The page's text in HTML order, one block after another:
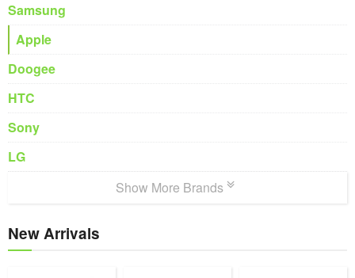
Samsung
Apple
Doogee
HTC
Sony
LG
Show More Brands
New Arrivals